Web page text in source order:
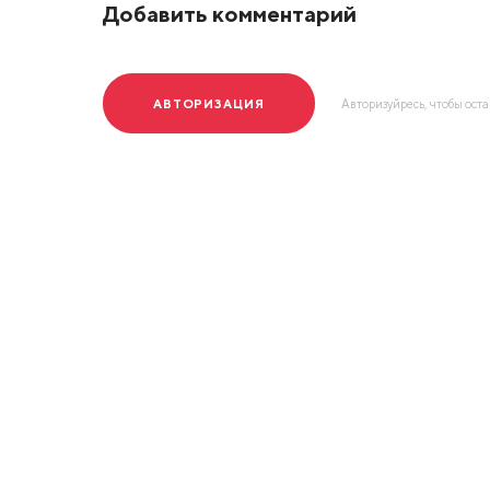
Добавить комментарий
АВТОРИЗАЦИЯ Авторизуйресь, чтобы